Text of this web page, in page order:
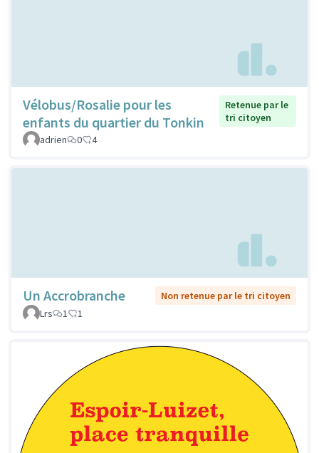
Vélobus/Rosalie pour les
enfants du quartier du Tonkin
Retenue par le
tri citoyen
adrien
0 4
Un Accrobranche
Non retenue par le tri citoyen
Lrs
1 1